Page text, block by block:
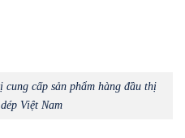
cấp sản phẩm hàng đầu thị
Việt Nam